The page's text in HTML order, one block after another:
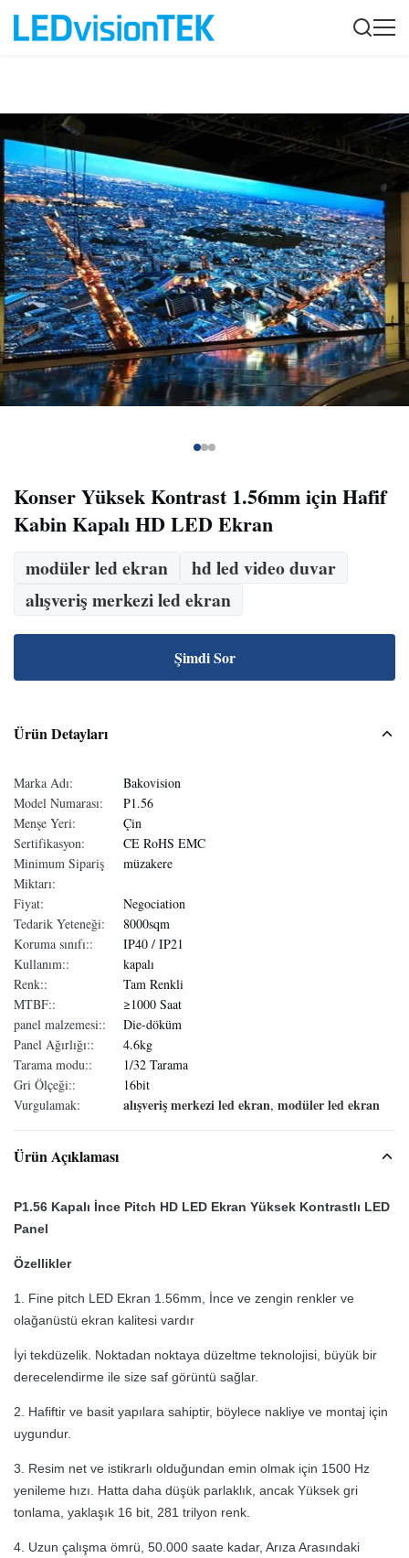
Konser Yüksek Kontrast 1.56mm için Hafif
Kabin Kapalı HD LED Ekran
modüler led ekran
hd led video duvar
alışveriş merkezi led ekran
Şimdi Sor
Ürün Detayları
Marka Adı:
Bakovision
Model Numarası:
P1.56
Menşe Yeri:
Çin
Sertifikasyon:
CE RoHS EMC
Minimum Sipariş
Miktarı:
müzakere
Fiyat:
Negociation
Tedarik Yeteneği:
8000sqm
Koruma sınıfı::
IP40 / IP21
Kullanım::
kapalı
Renk::
Tam Renkli
MTBF::
≥1000 Saat
panel malzemesi::
Die-döküm
Panel Ağırlığı::
4.6kg
Tarama modu::
1/32 Tarama
Gri Ölçeği::
16bit
Vurgulamak:
alışveriş merkezi led ekran, modüler led ekran
Ürün Açıklaması
P1.56 Kapalı İnce Pitch HD LED Ekran Yüksek Kontrastlı LED
Panel
Özellikler
1. Fine pitch LED Ekran 1.56mm, İnce ve zengin renkler ve
olağanüstü ekran kalitesi vardır
İyi tekdüzelik. Noktadan noktaya düzeltme teknolojisi, büyük bir
derecelendirme ile size saf görüntü sağlar.
2. Hafiftir ve basit yapılara sahiptir, böylece nakliye ve montaj için
uygundur.
3. Resim net ve istikrarlı olduğundan emin olmak için 1500 Hz
yenileme hızı.
Hatta daha düşük parlaklık, ancak Yüksek gri
tonlama, yaklaşık 16 bit, 281 trilyon renk.
4. Uzun çalışma ömrü, 50.000 saate kadar, Arıza Arasındaki